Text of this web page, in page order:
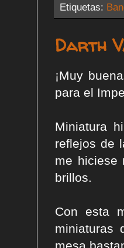
Etiquetas:
Darth
¡Muy
para el
Miniatura
reflejos de
me hiciese
brillos.
Con esta
miniaturas
mesa